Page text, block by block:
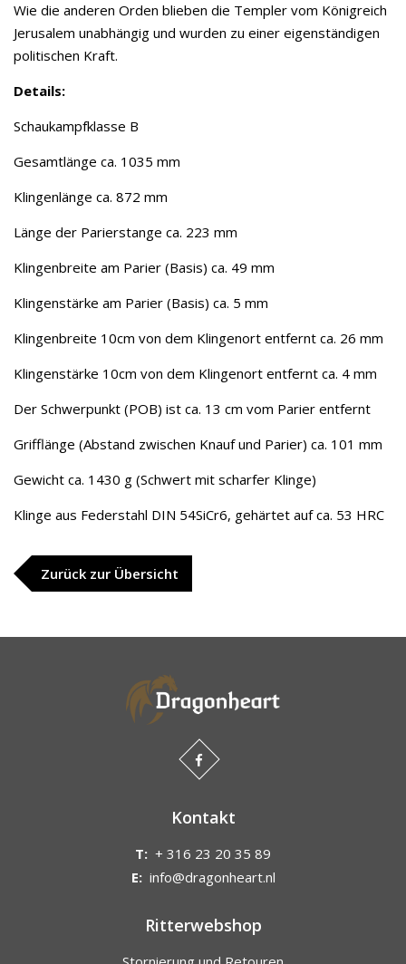
Wie die anderen Orden blieben die Templer vom Königreich
Jerusalem unabhängig und wurden zu einer eigenständigen
politischen Kraft.
Details:
Schaukampfklasse B
Gesamtlänge ca. 1035 mm
Klingenlänge ca. 872 mm
Länge der Parierstange ca. 223 mm
Klingenbreite am Parier (Basis) ca. 49 mm
Klingenstärke am Parier (Basis) ca. 5 mm
Klingenbreite 10cm von dem Klingenort entfernt ca. 26 mm
Klingenstärke 10cm von dem Klingenort entfernt ca. 4 mm
Der Schwerpunkt (POB) ist ca. 13 cm vom Parier entfernt
Grifflänge (Abstand zwischen Knauf und Parier) ca. 101 mm
Gewicht ca. 1430 g (Schwert mit scharfer Klinge)
Klinge aus Federstahl DIN 54SiCr6, gehärtet auf ca. 53 HRC
Zurück zur Übersicht
Kontakt
T: + 316 23 20 35 89
E: info@dragonheart.nl
Ritterwebshop